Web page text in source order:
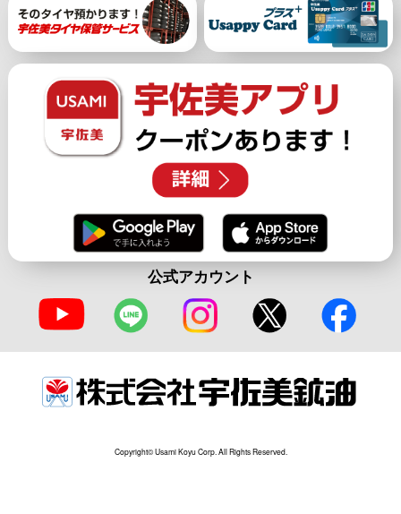
公式アカウント
Copyright© Usami Koyu Corp. All Rights Reserved.